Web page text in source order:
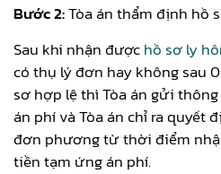
Bước 2:Tòa án thẩm định hồ
Sau khi nhận đượchồ sơ ly
có thụ lý đơn hay không sau
sơ hợp lệ thì Tòa án gửi
án phí và Tòa án chỉ ra quyết
đơn phương từ thời điểm
tiền tạm ứng án phí.